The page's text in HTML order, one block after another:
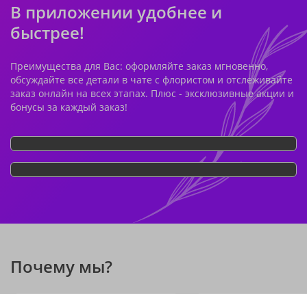
В приложении удобнее и
быстрее!
Преимущества для Вас: оформляйте заказ мгновенно,
обсуждайте все детали в чате с флористом и отслеживайте
заказ онлайн на всех этапах. Плюс - эксклюзивные акции и
бонусы за каждый заказ!
Почему мы?